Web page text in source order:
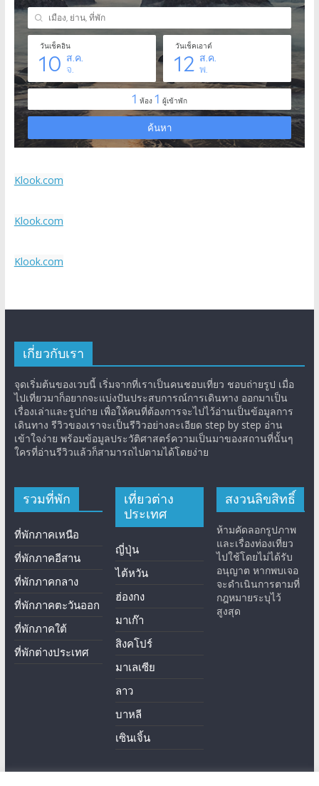
Klook.com
Klook.com
Klook.com
เกี่ยวกับเรา
จุดเริ่มต้นของเวบนี้ เริ่มจากที่เราเป็นคนชอบเที่ยว ชอบถ่ายรูป เมื่อ
ไปเที่ยวมาก็อยากจะแบ่งปันประสบการณ์การเดินทาง ออกมาเป็น
เรื่องเล่าและรูปถ่าย เพื่อให้คนที่ต้องการจะไปไว้อ่านเป็นข้อมูลการ
เดินทาง รีวิวของเราจะเป็นรีวิวอย่างละเอียด step by step อ่าน
เข้าใจง่าย พร้อมข้อมูลประวัติศาสตร์ความเป็นมาของสถานที่นั้นๆ
ใครที่อ่านรีวิวแล้วก็สามารถไปตามได้โดยง่าย
รวมที่พัก
ที่พักภาคเหนือ
ที่พักภาคอีสาน
ที่พักภาคกลาง
ที่พักภาคตะวันออก
ที่พักภาคใต้
ที่พักต่างประเทศ
เที่ยวต่าง
ประเทศ
ญี่ปุ่น
ไต้หวัน
ฮ่องกง
มาเก๊า
สิงคโปร์
มาเลเซีย
ลาว
บาหลี
เซินเจิ้น
สงวนลิขสิทธิ์
ห้ามคัดลอกรูปภาพ
และเรื่องท่องเที่ยว
ไปใช้โดยไม่ได้รับ
อนุญาต หากพบเจอ
จะดำเนินการตามที่
กฎหมายระบุไว้
สูงสุด